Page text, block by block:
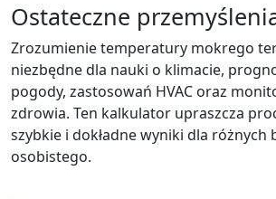
Ostateczne
Zrozumienie temperatury mokrego
niezbędne dla nauki o klimacie,
pogody, zastosowań HVAC oraz
zdrowia. Ten kalkulator upraszcza
szybkie i dokładne wyniki dla różnych
osobistego.